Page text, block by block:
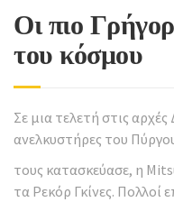
Οι πιο
του κόσμου
Σε μια τελετή στις
ανελκυστήρες του
τους κατασκεύασε, η
τα Ρεκόρ Γκίνες. Πολλοί